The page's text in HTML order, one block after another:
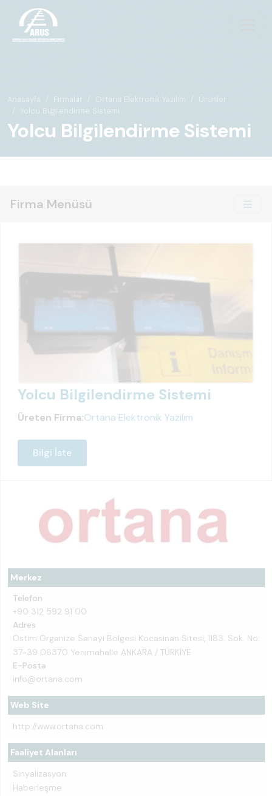
Anasayfa Firmalar Ortana Elektronik Yazılım
Ürünler
Yolcu Bilgilendirme Sistemi
Yolcu Bilgilendirme Sistemi
Firma Menüsü
Merkez
Telefon
+90 312 592 91 00
Adres
Ostim Organize Sanayi Bölgesi Kocasinan Sitesi, 1183. Sok. No:
37-39 06370 Yenimahalle ANKARA / TÜRKİYE
E-Posta
info@ortana.com
Web Site
http://www.ortana.com
Faaliyet Alanları
Sinyalizasyon
Haberleşme
Yolcu Bilgilendirme Sistemi
Üreten Firma:Ortana Elektronik Yazılım
Bilgi İste